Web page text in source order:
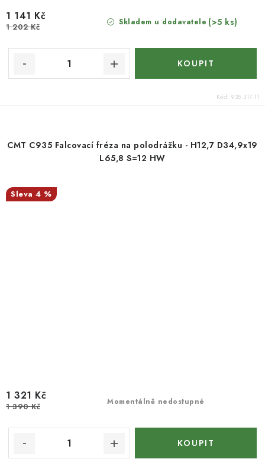
Skladem u dodavatele (>5 ks)
1 141 Kč
1 202 Kč
Kód: 935.317.11
CMT C935 Falcovací fréza na polodrážku - H12,7 D34,9x19
L65,8 S=12 HW
4 %
Momentálně nedostupné
1 321 Kč
1 390 Kč